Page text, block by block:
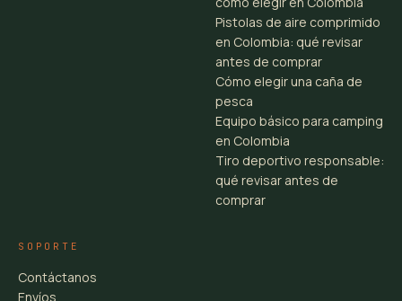
Pistolas de aire comprimido
en Colombia: qué revisar
antes de comprar
Cómo elegir una caña de
pesca
Equipo básico para camping
en Colombia
Tiro deportivo responsable:
qué revisar antes de
comprar
SOPORTE
Contáctanos
Envíos